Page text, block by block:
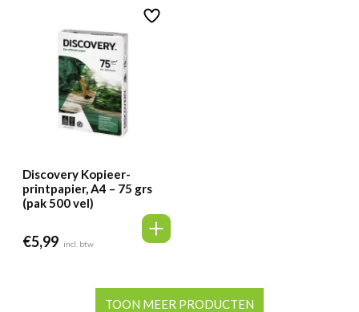
Discovery Kopieer-
printpapier, A4 – 75 grs
(pak 500 vel)
€5,99 incl. btw
TOON MEER PRODUCTEN